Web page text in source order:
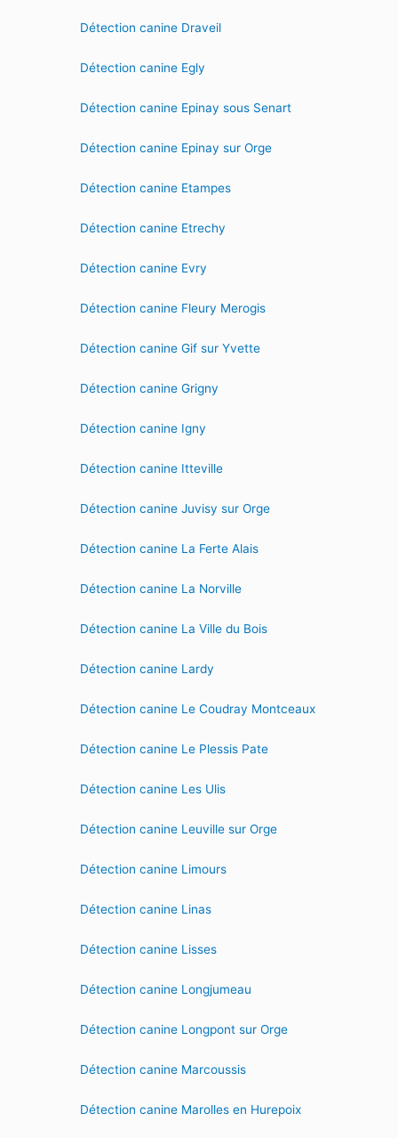
Détection canine Draveil
Détection canine Egly
Détection canine Epinay sous Senart
Détection canine Epinay sur Orge
Détection canine Etampes
Détection canine Etrechy
Détection canine Evry
Détection canine Fleury Merogis
Détection canine Gif sur Yvette
Détection canine Grigny
Détection canine Igny
Détection canine Itteville
Détection canine Juvisy sur Orge
Détection canine La Ferte Alais
Détection canine La Norville
Détection canine La Ville du Bois
Détection canine Lardy
Détection canine Le Coudray Montceaux
Détection canine Le Plessis Pate
Détection canine Les Ulis
Détection canine Leuville sur Orge
Détection canine Limours
Détection canine Linas
Détection canine Lisses
Détection canine Longjumeau
Détection canine Longpont sur Orge
Détection canine Marcoussis
Détection canine Marolles en Hurepoix